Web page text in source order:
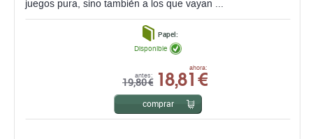
juegos pura, sino también a los que vayan ...
Papel:
antes:
19,80 €
ahora:
18,81 €
Disponible
comprar